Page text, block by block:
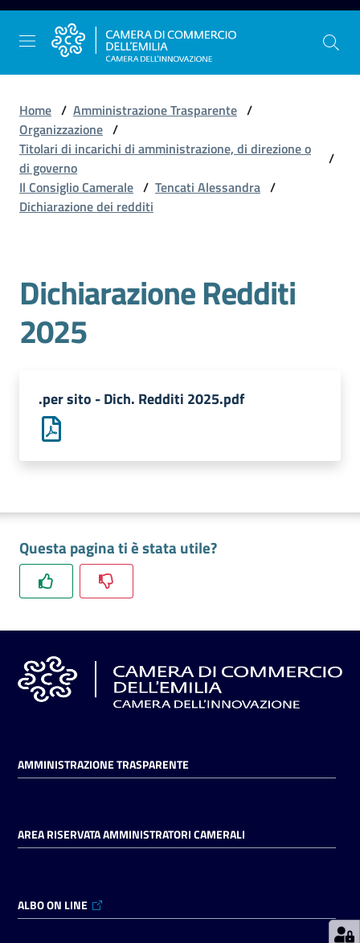
Vai al contenuto
Vai alla navigazione
Vai al footer
La
Camera
dell'Emilia
l'impresa
Promuovere
territorio
l'Impresa
il
Consumatore
L'impresa
digitale
Prenotazioni
Pagamenti
on line
Accedi
Home / Amministrazione Trasparente /
Organizzazione /
Titolari di incarichi di amministrazione, di direzione o
di governo
/
Il Consiglio Camerale / Tencati Alessandra /
Dichiarazione dei redditi
Dichiarazione Redditi
2025
.per sito - Dich. Redditi 2025.pdf
Questa pagina ti è stata utile?
AMMINISTRAZIONE TRASPARENTE
AREA RISERVATA AMMINISTRATORI CAMERALI
ALBO ON LINE